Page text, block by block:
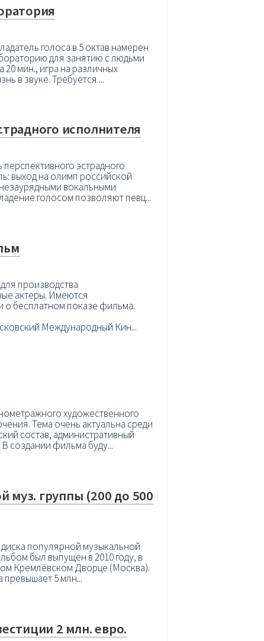
голоса в 5 октав намерен
для занятию с людьми
20 мин., игра на различных
в звуке. Требуется ...
исполнителя
эстрадного
выход на олимп российской
вокальными
голосом позволяют певц...
производства
актеры. Имеются
о бесплатном показе фильма.
Международный Кин...
художественного
Тема очень актуальна среди
состав, административный
создании фильма буду...
муз. группы (200 до 500
популярной музыкальной
был выпущен в 2010 году, в
Кремлёвском Дворце (Москва).
превышает 5 млн...
2 млн. евро.